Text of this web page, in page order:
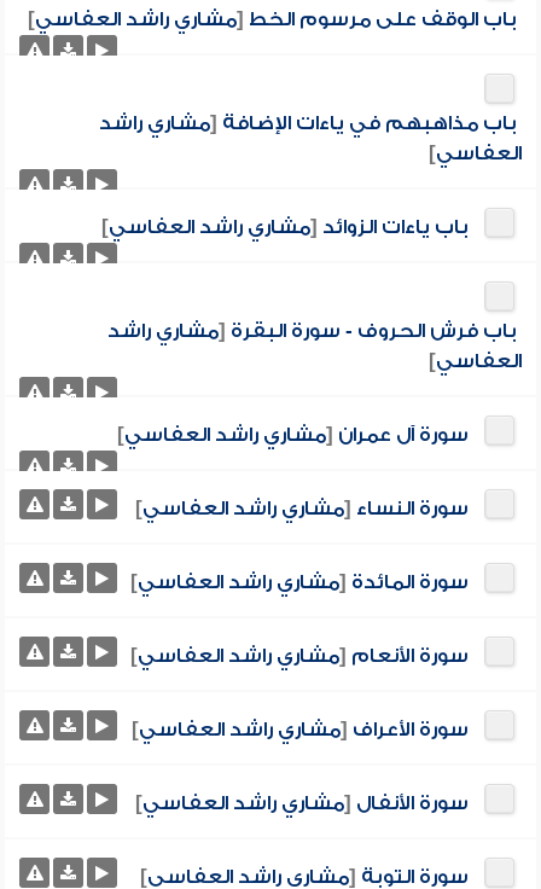
باب الوقف على مرسوم الخط [مشاري راشد العفاسي]
باب مذاهبهم في ياءات الإضافة [مشاري راشد
العفاسي]
باب ياءات الزوائد [مشاري راشد العفاسي]
باب فرش الحروف - سورة البقرة [مشاري راشد
العفاسي]
سورة آل عمران [مشاري راشد العفاسي]
سورة النساء [مشاري راشد العفاسي]
سورة المائدة [مشاري راشد العفاسي]
سورة الأنعام [مشاري راشد العفاسي]
سورة الأعراف [مشاري راشد العفاسي]
سورة الأنفال [مشاري راشد العفاسي]
سورة التوبة [مشاري راشد العفاسي]